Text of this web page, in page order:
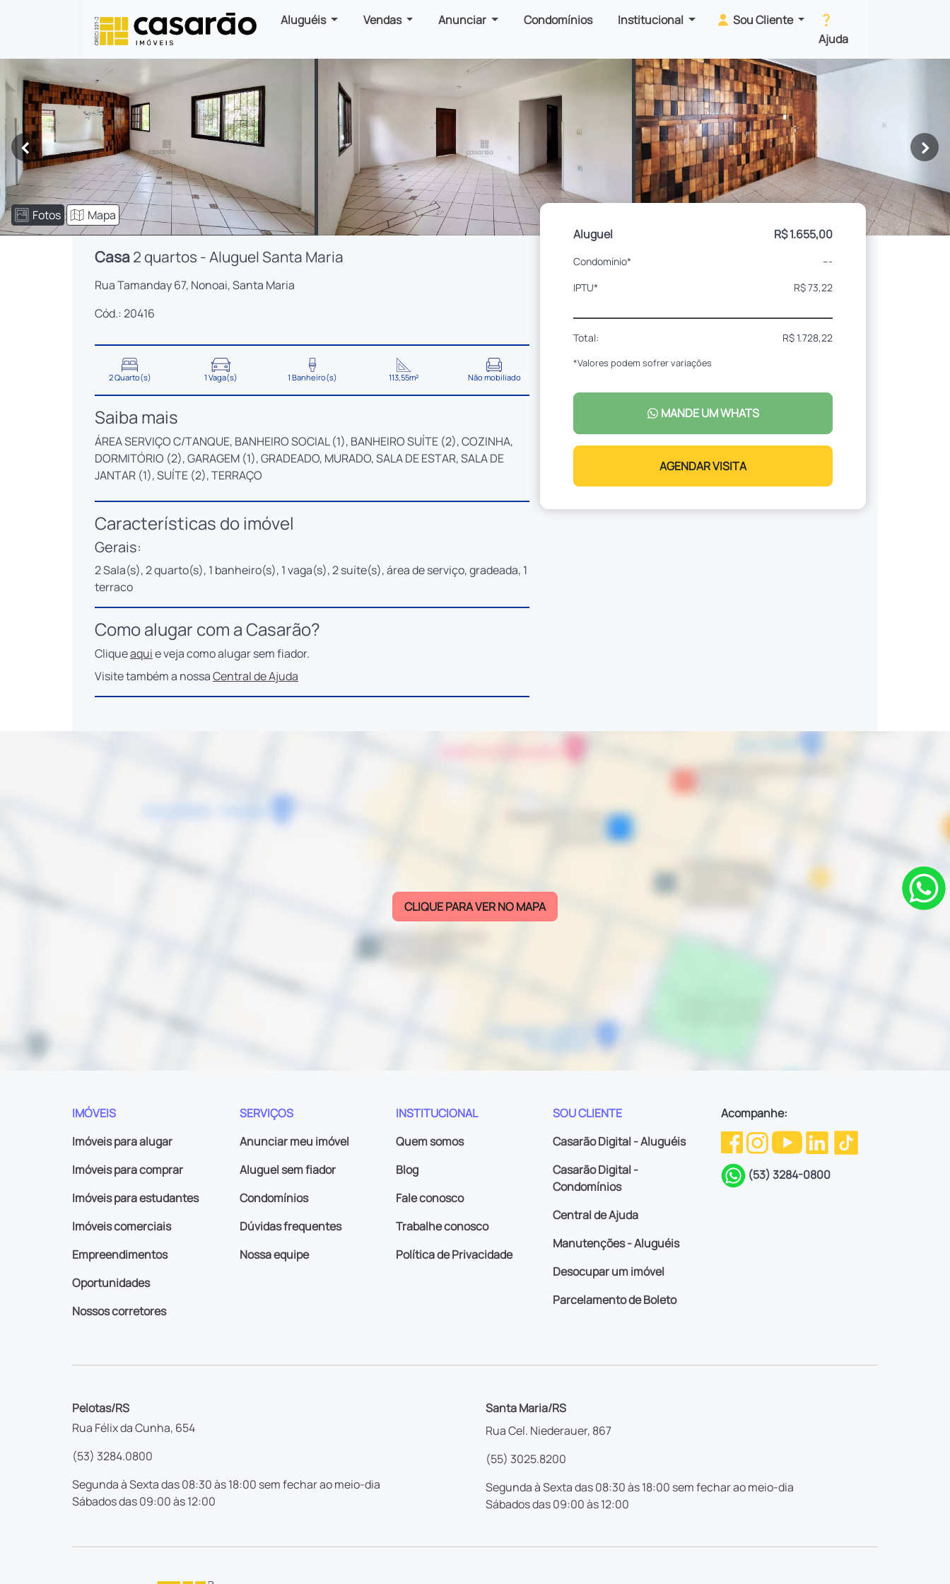
Aluguéis Vendas Anunciar Condomínios Institucional
Sou Cliente
Ajuda
< >
Fotos Mapa
Casa2 quartos - Aluguel Santa Maria
Rua Tamanday 67, Nonoai, Santa Maria
Cód.: 20416
2 Quarto(s) 1 Vaga(s) 1 Banheiro(s) 113,55m² Não mobiliado
Saiba mais
ÁREA SERVIÇO C/TANQUE, BANHEIRO SOCIAL (1), BANHEIRO SUÍTE (2), COZINHA,
DORMITÓRIO (2), GARAGEM (1), GRADEADO, MURADO, SALA DE ESTAR, SALA DE
JANTAR (1), SUÍTE (2), TERRAÇO
Características do imóvel
Gerais:
2 Sala(s), 2 quarto(s), 1 banheiro(s), 1 vaga(s), 2 suíte(s), área de serviço, gradeada, 1
terraco
Como alugar com a Casarão?
Cliqueaquie veja como alugar sem fiador.
Visite também a nossaCentral de Ajuda
Aluguel R$ 1.655,00
Condomínio*
---
IPTU*
R$ 73,22
Total: R$ 1.728,22
*Valores podem sofrer variações
MANDE UM WHATS
AGENDAR VISITA
CLIQUE PARA VER NO MAPA
IMÓVEIS
Imóveis para alugar
Imóveis para comprar
Imóveis para estudantes
Imóveis comerciais
Empreendimentos
Oportunidades
Nossos corretores
SERVIÇOS
Anunciar meu imóvel
Aluguel sem fiador
Condomínios
Dúvidas frequentes
Nossa equipe
INSTITUCIONAL
Quem somos
Blog
Fale conosco
Trabalhe conosco
Política de Privacidade
SOU CLIENTE
Casarão Digital - Aluguéis
Casarão Digital -
Condomínios
Central de Ajuda
Manutenções - Aluguéis
Desocupar um imóvel
Parcelamento de Boleto
Acompanhe:
(53) 3284-0800
Pelotas/RS
Rua Félix da Cunha, 654
(53) 3284.0800
Segunda à Sexta das 08:30 às 18:00 sem fechar ao meio-dia
Sábados das 09:00 às 12:00
Santa Maria/RS
Rua Cel. Niederauer, 867
(55) 3025.8200
Segunda à Sexta das 08:30 às 18:00 sem fechar ao meio-dia
Sábados das 09:00 às 12:00